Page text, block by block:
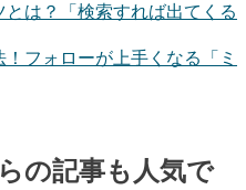
は？「検索すれば出てくる
フォローが上手くなる「ミ
の記事も人気で